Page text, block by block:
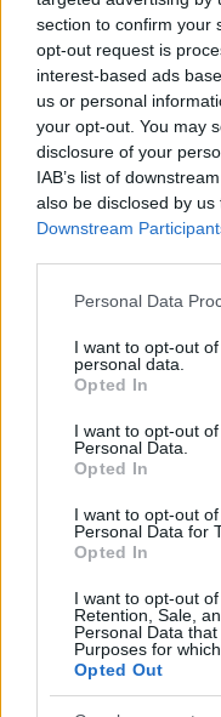
section to confirm your
opt-out request is
interest-based ads
us or personal
your opt-out. You may
disclosure of your
IAB’s list of
also be disclosed by
Downstream
Please note that this
not limited to your visit
grant or deny consent
use your data for
consent section.
Personal Data
I want to opt-out
personal data.
Opted In
I want to opt-out
Personal Data.
Opted In
I want to opt-out
Personal Data for
Opted In
I want to opt-out
Retention, Sale,
Personal Data
Purposes for
Opted Out
ठूलो आकार(3,072
AVIF(345 KB)
WebP(895 KB)
JPEG(2 MB)
AVIF(528 KB)
JPEG(3.7 MB)
धेरै ठूलो आकार
AVIF
WebP(2.2 MB)
JPEG(5.8 MB)
हास्यास्पद रूपमा
699,051)
अझै अपलोड